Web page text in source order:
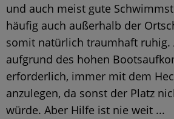
und auch meist gute
häufig auch außerhalb der
somit natürlich traumhaft ruhig.
aufgrund des hohen
erforderlich, immer mit dem
anzulegen, da sonst der Platz
würde. Aber Hilfe ist nie weit ...